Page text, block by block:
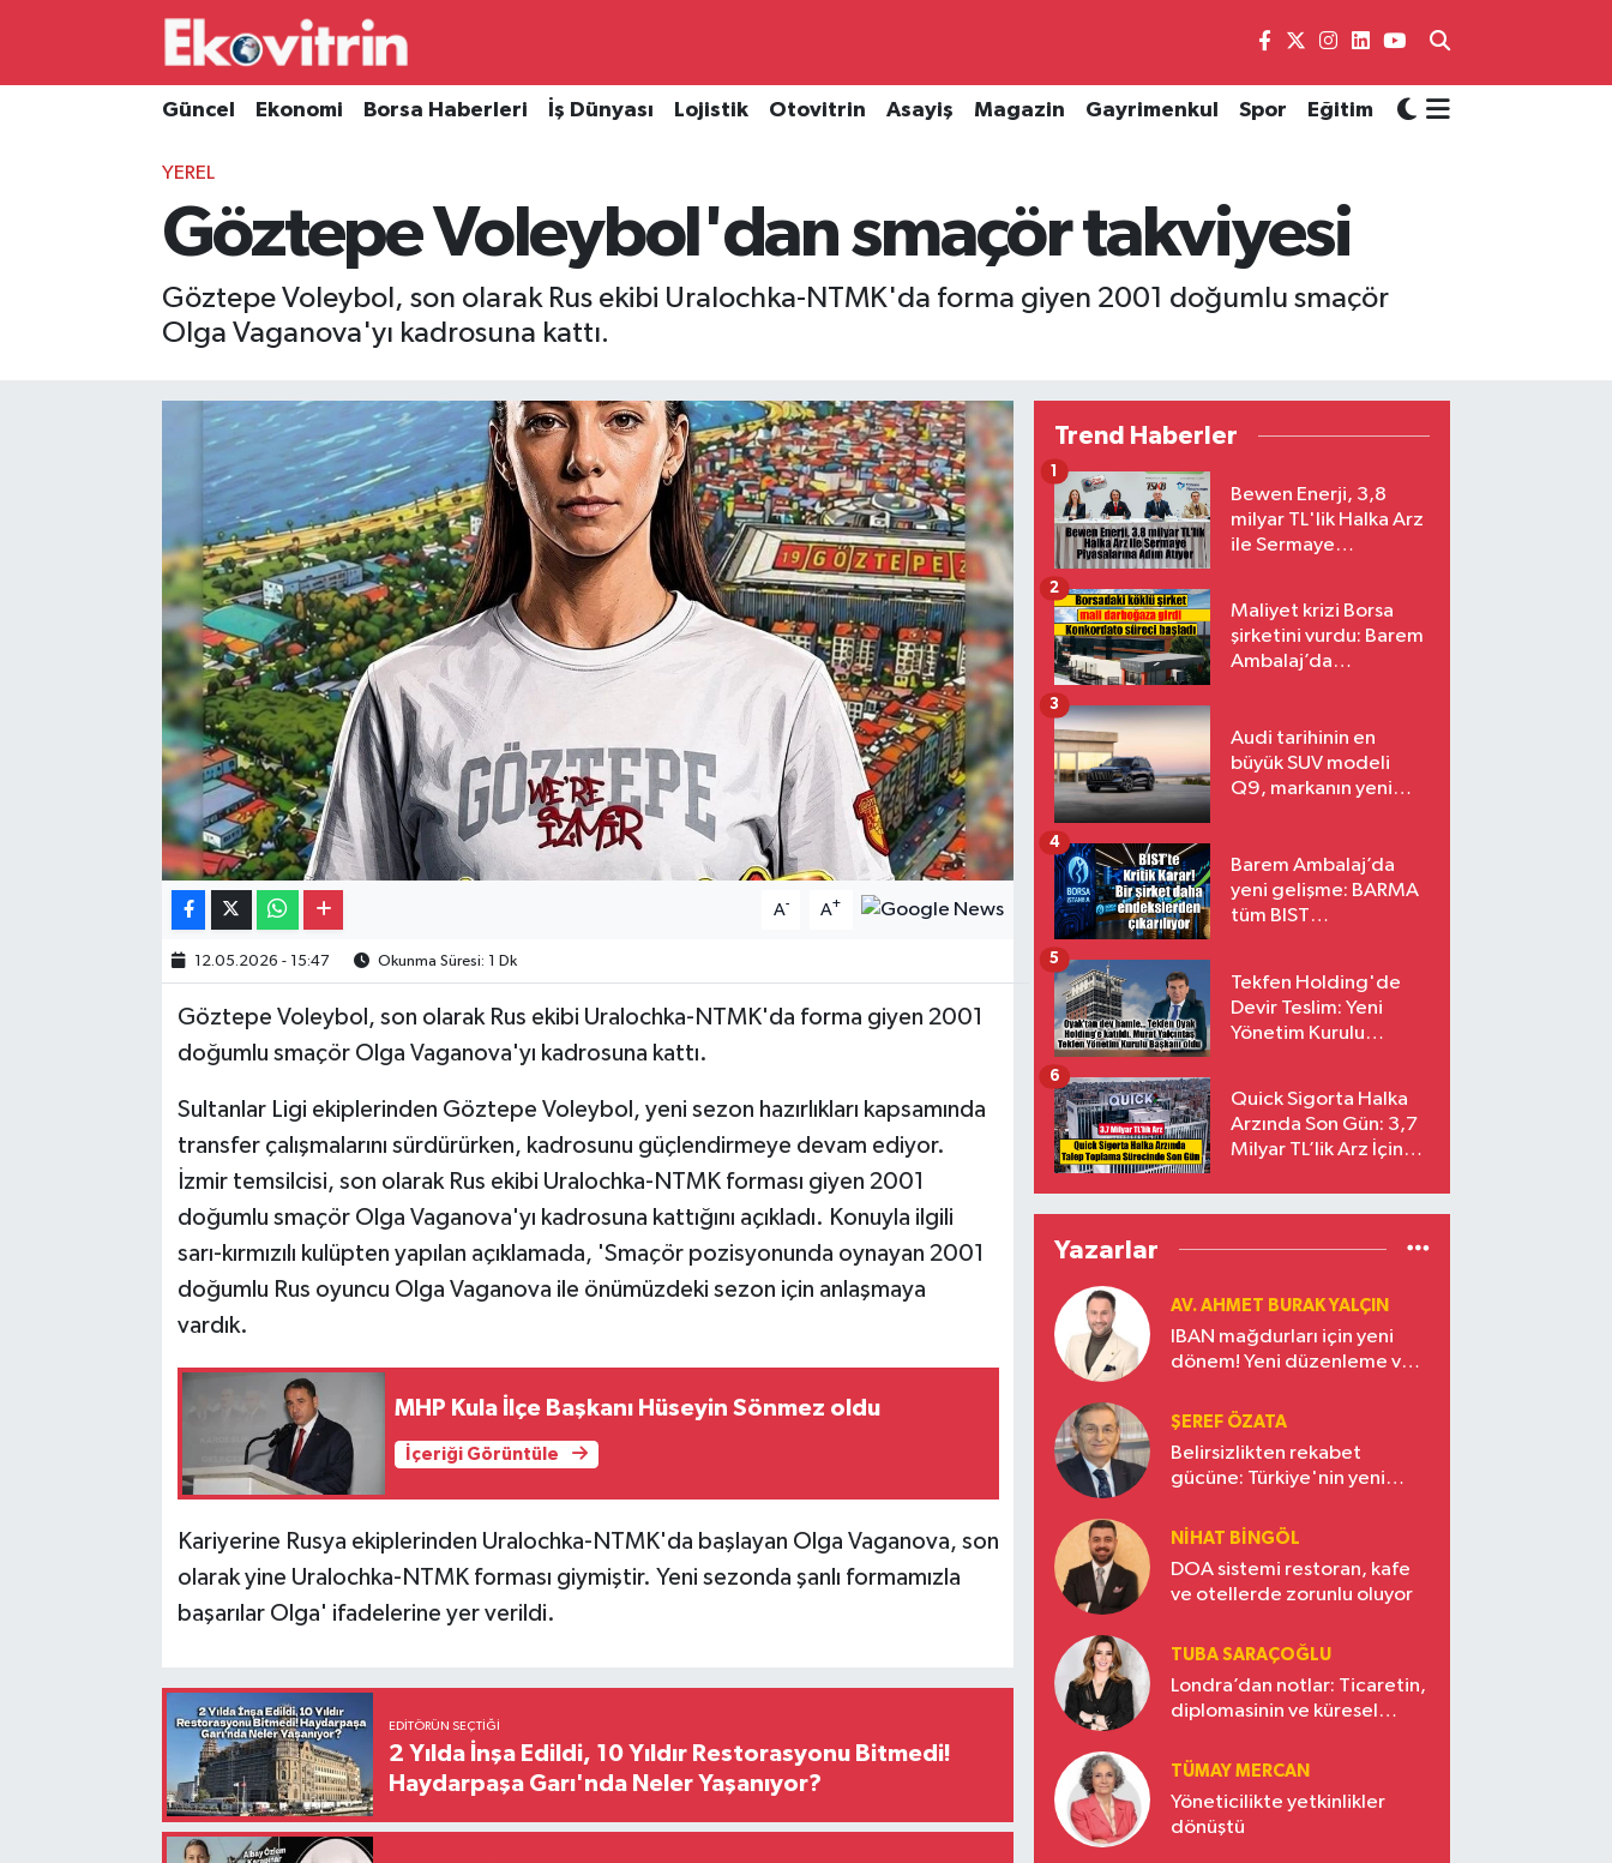
Güncel Ekonomi Borsa Haberleri İş Dünyası Lojistik Otovitrin Asayiş Magazin Gayrimenkul Spor Eğitim
YEREL
Göztepe Voleybol'dan smaçör takviyesi
Göztepe Voleybol, son olarak Rus ekibi Uralochka-NTMK'da forma giyen 2001 doğumlu smaçör
Olga Vaganova'yı kadrosuna kattı.
A- A+
12.05.2026 - 15:47 Okunma Süresi: 1 Dk
Göztepe Voleybol, son olarak Rus ekibi Uralochka-NTMK'da forma giyen 2001
doğumlu smaçör Olga Vaganova'yı kadrosuna kattı.
Sultanlar Ligi ekiplerinden Göztepe Voleybol, yeni sezon hazırlıkları kapsamında
transfer çalışmalarını sürdürürken, kadrosunu güçlendirmeye devam ediyor.
İzmir temsilcisi, son olarak Rus ekibi Uralochka-NTMK forması giyen 2001
doğumlu smaçör Olga Vaganova'yı kadrosuna kattığını açıkladı. Konuyla ilgili
sarı-kırmızılı kulüpten yapılan açıklamada, 'Smaçör pozisyonunda oynayan 2001
doğumlu Rus oyuncu Olga Vaganova ile önümüzdeki sezon için anlaşmaya
vardık.
MHP Kula İlçe Başkanı Hüseyin Sönmez oldu
İçeriği Görüntüle
Kariyerine Rusya ekiplerinden Uralochka-NTMK'da başlayan Olga Vaganova, son
olarak yine Uralochka-NTMK forması giymiştir. Yeni sezonda şanlı formamızla
başarılar Olga' ifadelerine yer verildi.
EDITÖRÜN SEÇTIĞI
2 Yılda İnşa Edildi, 10 Yıldır Restorasyonu Bitmedi!
Haydarpaşa Garı'nda Neler Yaşanıyor?
Trend Haberler
Bewen Enerji, 3,8
milyar TL'lik Halka Arz
ile Sermaye
1
Maliyet krizi Borsa
şirketini vurdu: Barem
Ambalaj’da
2
Audi tarihinin en
büyük SUV modeli
Q9, markanın yeni
3
Barem Ambalaj’da
yeni gelişme: BARMA
tüm BIST
4
Tekfen Holding'de
Devir Teslim: Yeni
Yönetim Kurulu
5
Quick Sigorta Halka
Arzında Son Gün: 3,7
Milyar TL’lik Arz İçin
Eriyor
6
Yazarlar
AV. AHMET BURAK YALÇIN
IBAN mağdurları için yeni
dönem! Yeni düzenleme ve
ŞEREF ÖZATA
Belirsizlikten rekabet
gücüne: Türkiye'nin yeni
NIHAT BINGÖL
DOA sistemi restoran, kafe
ve otellerde zorunlu oluyor
TUBA SARAÇOĞLU
Londra’dan notlar: Ticaretin,
diplomasinin ve küresel
Türkiye’nin yükselen gücü
TÜMAY MERCAN
Yöneticilikte yetkinlikler
dönüştü
Güncel
Borsa Haberleri
Gayrimenkul
Hava Durumu
Süper Lig Puan Durumu ve Fikstür
Son Dakika Haberleri
Haber Arşivi